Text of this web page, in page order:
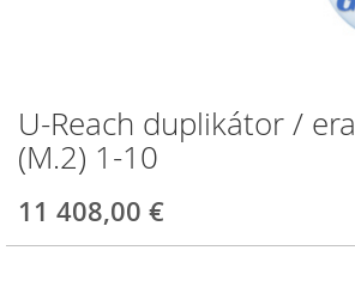
U-Reach duplikátor /
(M.2) 1-10
11 408,00 €
Přeskočit
na
začátek
s